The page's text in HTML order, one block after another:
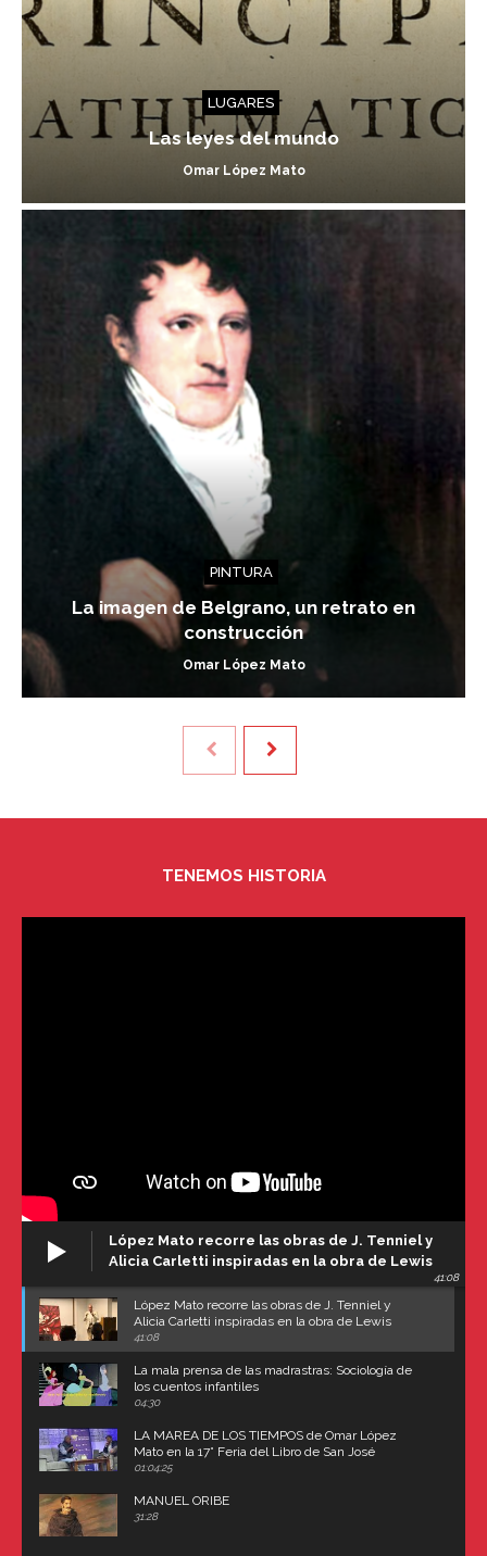
LUGARES
Las leyes del mundo
Omar López Mato
PINTURA
La imagen de Belgrano, un retrato en
construcción
Omar López Mato
TENEMOS HISTORIA
López Mato recorre las obras de J. Tenniel y
Alicia Carletti inspiradas en la obra de Lewis
41:08
López Mato recorre las obras de J. Tenniel y
Alicia Carletti inspiradas en la obra de Lewis
Carroll
41:08
La mala prensa de las madrastras: Sociología de
los cuentos infantiles
04:30
LA MAREA DE LOS TIEMPOS de Omar López
Mato en la 17° Feria del Libro de San José
(Uruguay)
01:04:25
MANUEL ORIBE
31:28